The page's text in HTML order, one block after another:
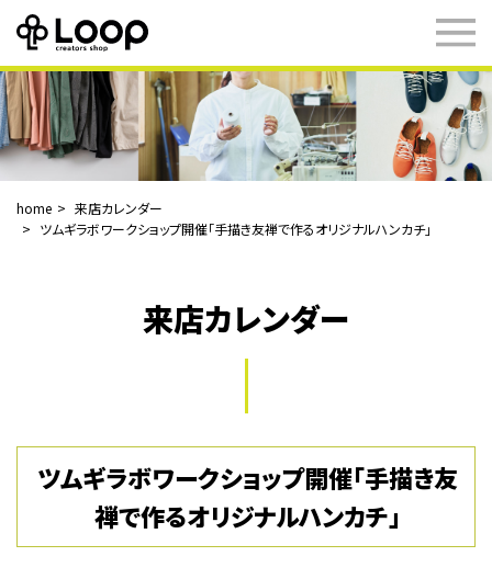
home
来店カレンダー
ツムギラボワークショップ開催「手描き友禅で作るオリジナルハンカチ」
来店カレンダー
ツムギラボワークショップ開催「手描き友
禅で作るオリジナルハンカチ」